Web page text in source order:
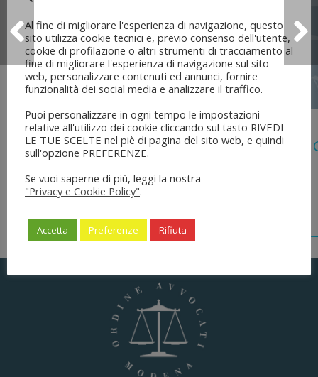
5 Agosto 2026
Legge 28 Luglio 2026 N. 137 “delega
Dell’ordinamento Forense”
Al fine di migliorare l'esperienza di navigazione, questo
sito utilizza cookie tecnici e, previo consenso dell'utente,
cookie di profilazione o altri strumenti di tracciamento al
fine di migliorare l'esperienza di navigazione sul sito
web, personalizzare contenuti ed annunci, fornire
funzionalità dei social media e analizzare il traffico.
Puoi personalizzare in ogni tempo le impostazioni
relative all'utilizzo dei cookie cliccando sul tasto RIVEDI
LE TUE SCELTE nel piè di pagina del sito web, e quindi
sull'opzione PREFERENZE.
Se vuoi saperne di più, leggi la nostra
"Privacy e Cookie Policy".
Accetta Preferenze Rifiuta